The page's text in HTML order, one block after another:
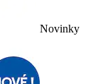
Novinky